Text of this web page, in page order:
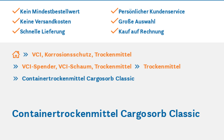
Kein Mindestbestellwert
Keine Versandkosten
Schnelle Lieferung
Persönlicher Kundenservice
Große Auswahl
Kauf auf Rechnung
Zum Inhalt springen
VCI, Korrosionsschutz, Trockenmittel
VCI-Spender, VCI-Schaum, Trockenmittel
Trockenmittel
Containertrockenmittel Cargosorb Classic
Containertrockenmittel Cargosorb Classic